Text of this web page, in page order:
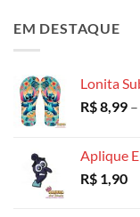
EM DESTAQUE
Lonita
R$8,99 –
Aplique
R$ 1,90